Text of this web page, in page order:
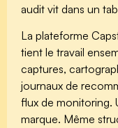
audit vit dans un
La plateforme
tient le travail
captures,
journaux de
flux de monitoring.
marque. Même